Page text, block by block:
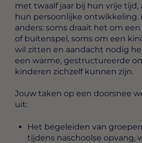
met twaalf jaar bij hun vrije
hun persoonlijke ontwikkeling.
anders: soms draait het om
of buitenspel, soms om een
wil zitten en aandacht nodig
een warme, gestructureerde
kinderen zichzelf kunnen zijn.
Jouw taken op een doorsnee
uit:
Het begeleiden van
tijdens naschoolse opvang,